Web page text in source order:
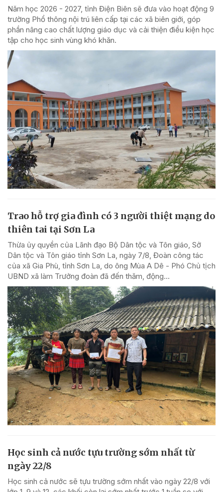
Năm học 2026 - 2027, tỉnh Điện Biên sẽ đưa vào hoạt động 9
trường Phổ thông nội trú liên cấp tại các xã biên giới, góp
phần nâng cao chất lượng giáo dục và cải thiện điều kiện học
tập cho học sinh vùng khó khăn.
Trao hỗ trợ gia đình có 3 người thiệt mạng do
thiên tai tại Sơn La
Thừa ủy quyền của Lãnh đạo Bộ Dân tộc và Tôn giáo, Sở
Dân tộc và Tôn giáo tỉnh Sơn La, ngày 7/8, Đoàn công tác
của xã Gia Phù, tỉnh Sơn La, do ông Mùa A Dê - Phó Chủ tịch
UBND xã làm Trưởng đoàn đã đến thăm, động...
Học sinh cả nước tựu trường sớm nhất từ
ngày 22/8
Học sinh cả nước sẽ tựu trường sớm nhất vào ngày 22/8 với